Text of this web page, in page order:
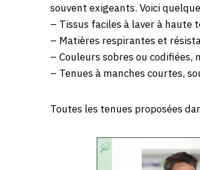
souvent exigeants. Voici
– Tissus faciles à laver à haute
– Matières respirantes et
– Couleurs sobres ou
– Tenues à manches courtes,
Toutes les tenues proposées